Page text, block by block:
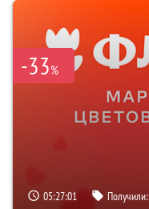
-33%
05:27:01 Получили: